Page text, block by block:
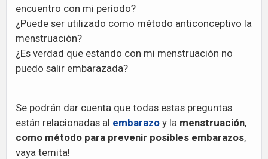
encuentro con mi período?
¿Puede ser utilizado como método anticonceptivo la
menstruación?
¿Es verdad que estando con mi menstruación no
puedo salir embarazada?
Se podrán dar cuenta que todas estas preguntas
están relacionadas al embarazo y la menstruación,
como método para prevenir posibles embarazos,
vaya temita!